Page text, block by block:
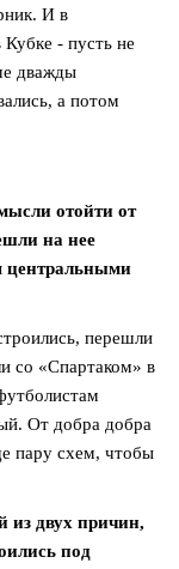
И в
- пусть не
дважды
а потом
отойти от
на нее
центральными
перешли
со «Спартаком» в
От добра добра
пару схем, чтобы
из двух причин,
под